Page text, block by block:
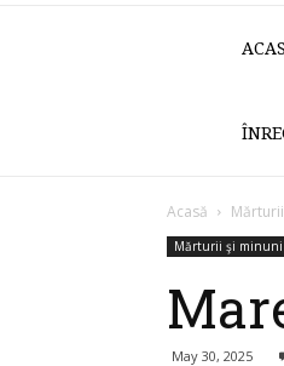
Acasă
Mărturii şi minuni
May 30, 2025